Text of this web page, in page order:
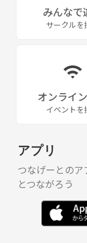
④ バレー・ソフトバ
決済後に上記をご記
ご不明点や不安な点
みんなで
サークルを
オンライ
イベントを
アプリ
つなげーとの
とつながろう